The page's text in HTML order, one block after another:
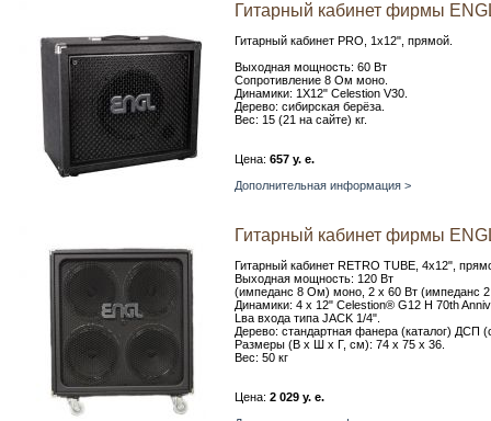
Гитарный кабинет фирмы
Гитарный кабинет PRO, 1x12", прямой.
Выходная мощность: 60 Вт
Сопротивление 8 Ом моно.
Динамики: 1X12" Сelestion V30.
Дерево: сибирская берёза.
Вес: 15 (21 на сайте) кг.
Цена: 657 у. е.
Дополнительная информация >
Гитарный кабинет фирмы
Гитарный кабинет RETRO TUBE, 4x12",
Выходная мощность: 120 Вт
(импеданс 8 Ом) моно, 2 x 60 Вт (импеданс
Динамики: 4 x 12" Celestion® G12 H 70th
Lва входа типа JACK 1/4".
Дерево: стандартная фанера (каталог) ДСП
Размеры (В x Ш x Г, см): 74 x 75 x 36.
Вес: 50 кг
Цена: 2 029 у. е.